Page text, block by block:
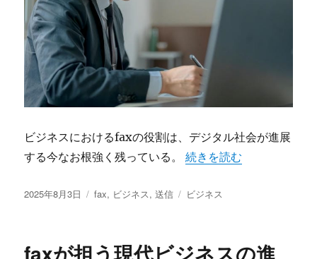
ビジネスにおけるfaxの役割は、デジタル社会が進展
する今なお根強く残っている。“デジタル時代における
続きを読む
投
2025年8月3日
カ
ー
fax, ビジネス,送信
タ
ビジネス
faxが担う現代ビジネスの進